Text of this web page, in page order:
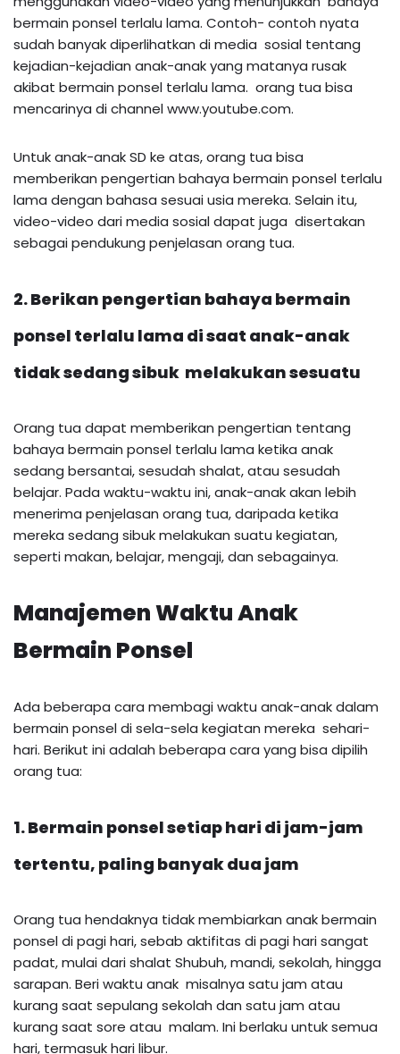
bermain ponsel terlalu lama. Contoh- contoh nyata
sudah banyak diperlihatkan di media sosial tentang
kejadian-kejadian anak-anak yang matanya rusak
akibat bermain ponsel terlalu lama. orang tua bisa
mencarinya di channel www.youtube.com.
Untuk anak-anak SD ke atas, orang tua bisa
memberikan pengertian bahaya bermain ponsel terlalu
lama dengan bahasa sesuai usia mereka. Selain itu,
video-video dari media sosial dapat juga disertakan
sebagai pendukung penjelasan orang tua.
2. Berikan pengertian bahaya bermain
ponsel terlalu lama di saat anak-anak
tidak sedang sibuk melakukan sesuatu
Orang tua dapat memberikan pengertian tentang
bahaya bermain ponsel terlalu lama ketika anak
sedang bersantai, sesudah shalat, atau sesudah
belajar. Pada waktu-waktu ini, anak-anak akan lebih
menerima penjelasan orang tua, daripada ketika
mereka sedang sibuk melakukan suatu kegiatan,
seperti makan, belajar, mengaji, dan sebagainya.
Manajemen Waktu Anak
Bermain Ponsel
Ada beberapa cara membagi waktu anak-anak dalam
bermain ponsel di sela-sela kegiatan mereka sehari-
hari. Berikut ini adalah beberapa cara yang bisa dipilih
orang tua:
1. Bermain ponsel setiap hari di jam-jam
tertentu, paling banyak dua jam
Orang tua hendaknya tidak membiarkan anak bermain
ponsel di pagi hari, sebab aktifitas di pagi hari sangat
padat, mulai dari shalat Shubuh, mandi, sekolah, hingga
sarapan. Beri waktu anak misalnya satu jam atau
kurang saat sepulang sekolah dan satu jam atau
kurang saat sore atau malam. Ini berlaku untuk semua
hari, termasuk hari libur.